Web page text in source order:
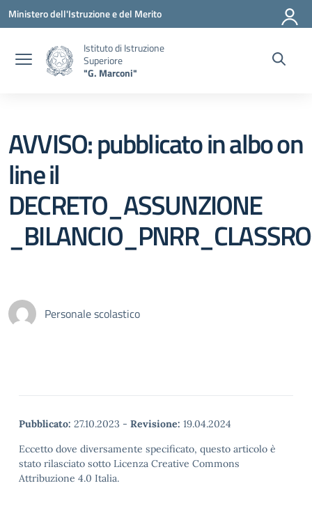
Vai ai contenuti
Vai al menu di navigazione
Vai al footer
Ministero dell'Istruzione e del Merito
Istituto di Istruzione
Superiore
"G. Marconi"
AVVISO: pubblicato in albo on
line il
DECRETO_ASSUNZIONE
Personale scolastico
Pubblicato: 27.10.2023 - Revisione: 19.04.2024
Eccetto dove diversamente specificato, questo articolo è
stato rilasciato sotto Licenza Creative Commons
Attribuzione 4.0 Italia.